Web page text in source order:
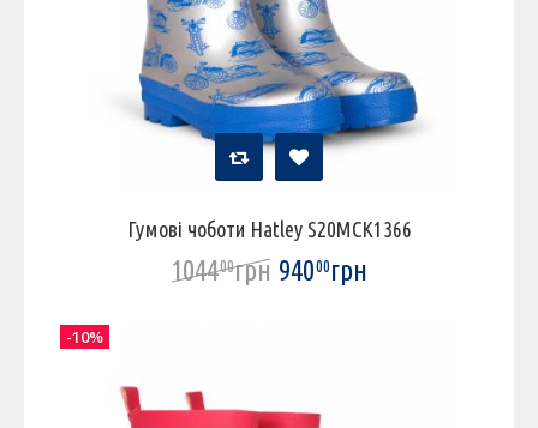
Гумові чоботи Hatley S20MCK1366
104400грн 94000грн
-10%